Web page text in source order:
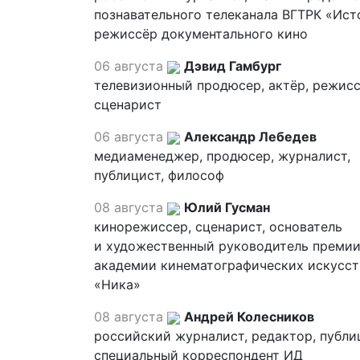
познавательного телеканала ВГТРК
режиссёр документального кино
06 августа
Дэвид Гамбург
телевизионный продюсер, актёр,
сценарист
06 августа
Александр Лебедев
медиаменеджер, продюсер, журналист,
публицист, философ
08 августа
Юлий Гусман
кинорежиссер, сценарист, основатель
и художественный руководитель
академии кинематографических
«Ника»
08 августа
Андрей Колесников
российский журналист, редактор,
специальный корреспондент ИД